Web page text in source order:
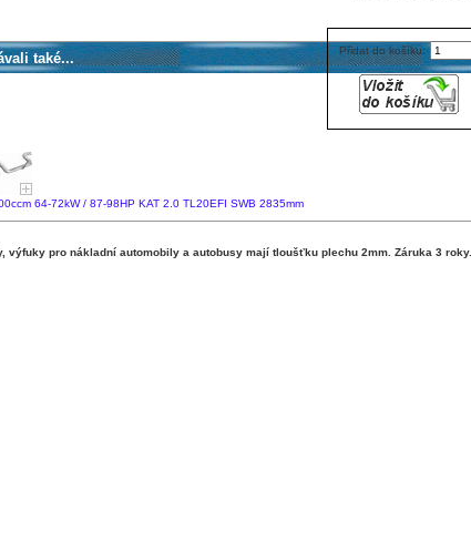
Přidat do košíku:
také...
64-72kW / 87-98HP KAT 2.0 TL20EFI SWB 2835mm
pro nákladní automobily a autobusy mají tloušťku plechu 2mm. Záruka 3 roky.